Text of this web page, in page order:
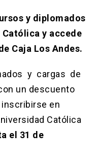
keyboard_arrow_right
UC
y diplomados
y accede
Caja Los Andes.
y cargas de
un descuento
inscribirse en
Católica
el 31 de